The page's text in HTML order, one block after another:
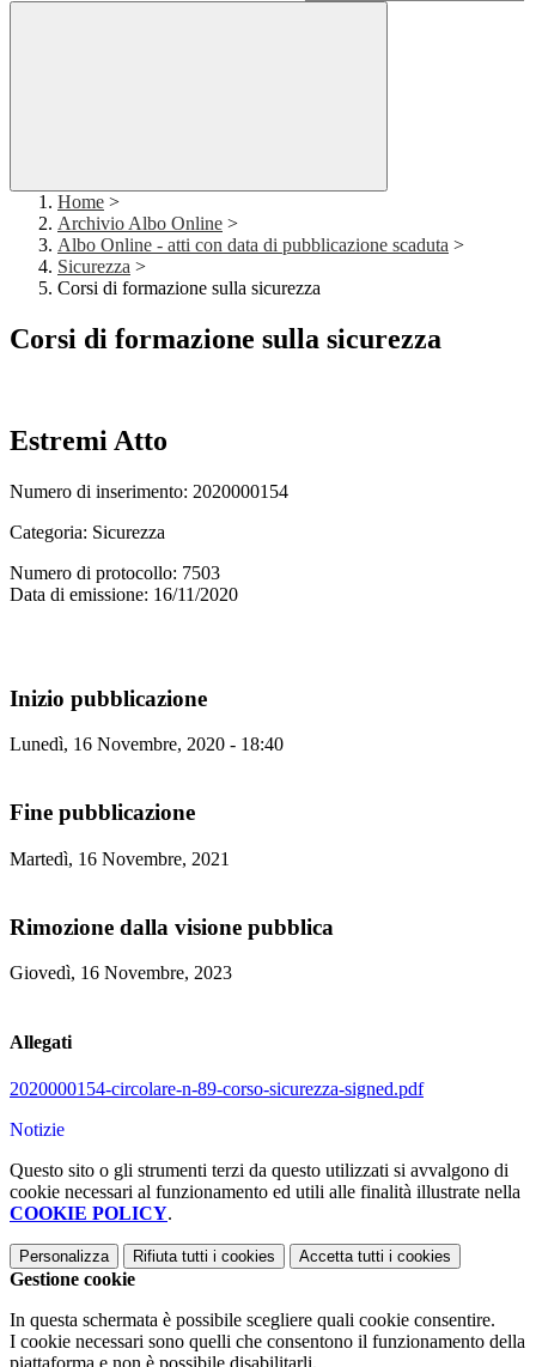
Home >
Archivio Albo Online >
Albo Online - atti con data di pubblicazione scaduta >
Sicurezza >
Corsi di formazione sulla sicurezza
Corsi di formazione sulla sicurezza
Estremi Atto
Numero di inserimento: 2020000154
Categoria: Sicurezza
Numero di protocollo: 7503
Data di emissione: 16/11/2020
Inizio pubblicazione
Lunedì, 16 Novembre, 2020 - 18:40
Fine pubblicazione
Martedì, 16 Novembre, 2021
Rimozione dalla visione pubblica
Giovedì, 16 Novembre, 2023
Allegati
2020000154-circolare-n-89-corso-sicurezza-signed.pdf
Notizie
Questo sito o gli strumenti terzi da questo utilizzati si avvalgono di
cookie necessari al funzionamento ed utili alle finalità illustrate nella
COOKIE POLICY.
Personalizza Rifiuta tutti i cookies Accetta tutti i cookies
Gestione cookie
In questa schermata è possibile scegliere quali cookie consentire.
I cookie necessari sono quelli che consentono il funzionamento della
piattaforma e non è possibile disabilitarli.